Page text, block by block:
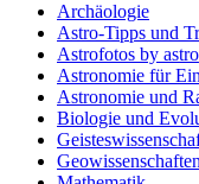
Archäologie
Astro-Tipps und
Astrofotos by
Astronomie für
Astronomie und
Biologie und